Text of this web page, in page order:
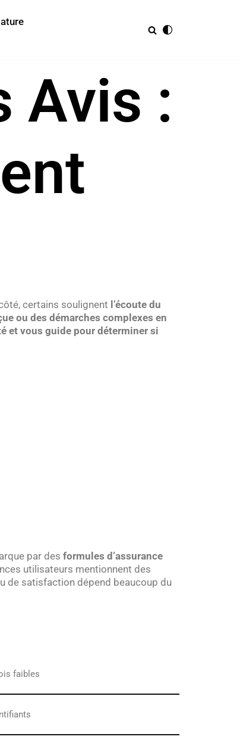
Avis :
certains soulignent l’écoute du
ou des démarches complexes en
et vous guide pour déterminer si
par des formules d’assurance
utilisateurs mentionnent des
de satisfaction dépend beaucoup du
faibles